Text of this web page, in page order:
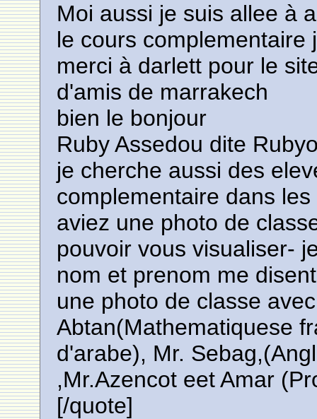
Moi aussi je suis allee à
le cours
merci à darlett pour le
d'amis de marrakech
bien le bonjour
Ruby Assedou dite
je cherche aussi des
complementaire dans
aviez une photo de
pouvoir vous visualiser-
nom et prenom me
une photo de classe
Abtan(Mathematiquese
d'arabe), Mr.
,Mr.Azencot eet Amar
[/quote]